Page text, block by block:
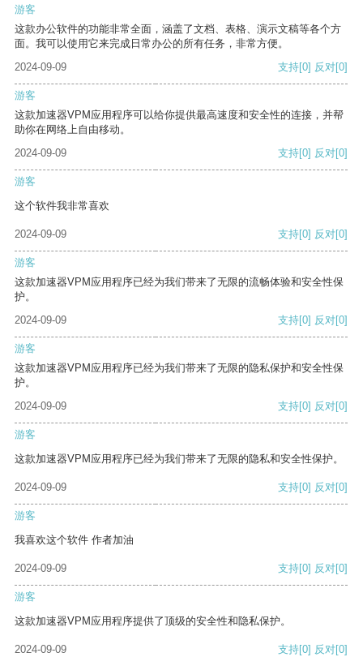
游客
这款办公软件的功能非常全面，涵盖了文档、表格、演示文稿等各个方
面。我可以使用它来完成日常办公的所有任务，非常方便。
2024-09-09
支持[0] 反对[0]
游客
这款加速器VPM应用程序可以给你提供最高速度和安全性的连接，并帮
助你在网络上自由移动。
2024-09-09
支持[0] 反对[0]
游客
这个软件我非常喜欢
2024-09-09 支持[0] 反对[0]
游客
这款加速器VPM应用程序已经为我们带来了无限的流畅体验和安全性保
护。
2024-09-09
支持[0] 反对[0]
游客
这款加速器VPM应用程序已经为我们带来了无限的隐私保护和安全性保
护。
2024-09-09
支持[0] 反对[0]
游客
这款加速器VPM应用程序已经为我们带来了无限的隐私和安全性保护。
2024-09-09 支持[0] 反对[0]
游客
我喜欢这个软件 作者加油
2024-09-09 支持[0] 反对[0]
游客
这款加速器VPM应用程序提供了顶级的安全性和隐私保护。
2024-09-09 支持[0] 反对[0]